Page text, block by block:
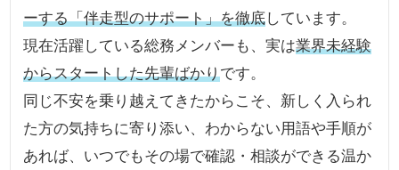
ーする「伴走型のサポート」を徹底しています。
現在活躍している総務メンバーも、実は業界未経験
からスタートした先輩ばかりです。
同じ不安を乗り越えてきたからこそ、新しく入られ
た方の気持ちに寄り添い、わからない用語や手順が
あれば、いつでもその場で確認・相談ができる温か